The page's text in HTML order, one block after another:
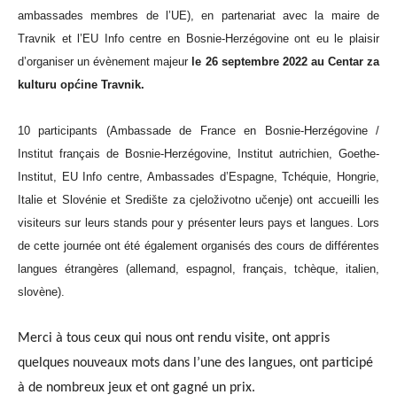
ambassades membres de l’UE), en partenariat avec la maire de
Travnik et l’EU Info centre en Bosnie-Herzégovine ont eu le plaisir
d’organiser un évènement majeur le 26 septembre 2022 au Centar za
kulturu općine Travnik.
10 participants (Ambassade de France en Bosnie-Herzégovine /
Institut français de Bosnie-Herzégovine, Institut autrichien, Goethe-
Institut, EU Info centre, Ambassades d’Espagne, Tchéquie, Hongrie,
Italie et Slovénie et Središte za cjeloživotno učenje) ont accueilli les
visiteurs sur leurs stands pour y présenter leurs pays et langues. Lors
de cette journée ont été également organisés des cours de différentes
langues étrangères (allemand, espagnol, français, tchèque, italien,
slovène).
Merci à tous ceux qui nous ont rendu visite, ont appris
quelques nouveaux mots dans l’une des langues, ont participé
à de nombreux jeux et ont gagné un prix.